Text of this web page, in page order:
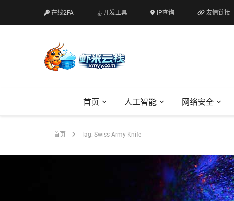
在线2FA 开发工具 IP查询 友情链接
首页 人工智能 网络安全
首页 Tag: Swiss Army Knife